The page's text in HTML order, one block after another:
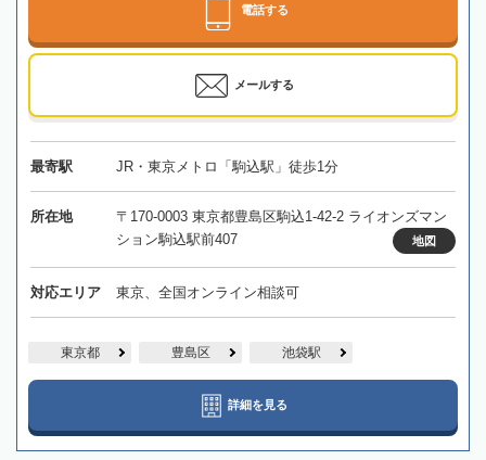
電話する
メールする
最寄駅 JR・東京メトロ「駒込駅」徒歩1分
所在地
〒170-0003 東京都豊島区駒込1-42-2 ライオンズマン
ション駒込駅前407
地図
対応エリア 東京、全国オンライン相談可
東京都 豊島区 池袋駅
詳細を見る